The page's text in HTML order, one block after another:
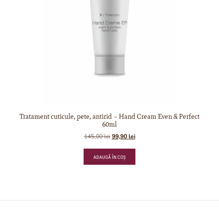
Tratament cuticule, pete, antirid – Hand Cream Even & Perfect
60ml
145,00lei 99,90lei
ADAUGĂ ÎN COȘ